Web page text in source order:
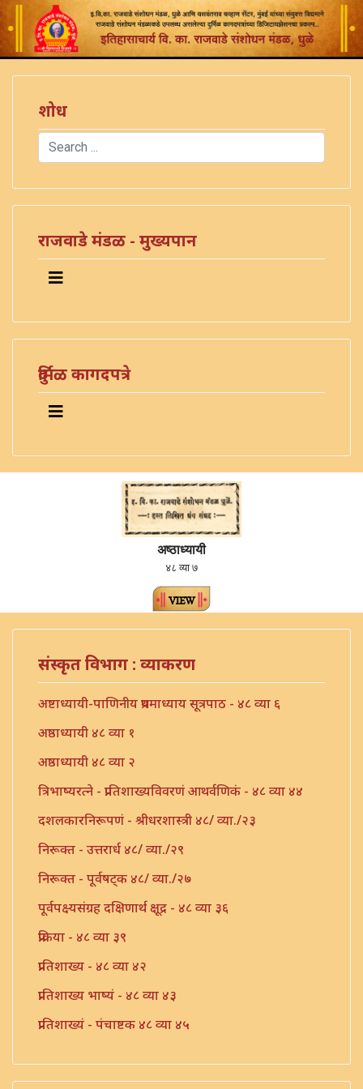
शोध
Search
राजवाडे मंडळ - मुख्यपान
दुर्मिळ कागदपत्रे
अष्ठाध्यायी
४८ व्या ७
संस्कृत विभाग : व्याकरण
अष्टाध्यायी-पाणिनीय प्रथमाध्याय सूत्रपाठ - ४८ व्या ६
अष्ठाध्यायी ४८ व्या १
अष्ठाध्यायी ४८ व्या २
त्रिभाष्यरत्ने - प्रातिशाख्यविवरणं आथर्वणिकं - ४८ व्या ४४
दशलकारनिरूपणं - श्रीधरशास्त्री ४८/ व्या./२३
निरूक्त - उत्तरार्ध ४८/ व्या./२९
निरूक्त - पूर्वषट्क ४८/ व्या./२७
पूर्वपक्ष्यसंग्रह दक्षिणार्थ क्षूद्र - ४८ व्या ३६
प्रक्रिया - ४८ व्या ३९
प्रातिशाख्य - ४८ व्या ४२
प्रातिशाख्य भाष्यं - ४८ व्या ४३
प्रातिशाख्यं - पंचाष्टक ४८ व्या ४५
भट्टोजी - लकारार्थप्रक्रिया - ४८/ व्या./५६